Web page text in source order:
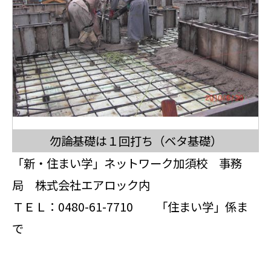
勿論基礎は１回打ち（ベタ基礎）
「新・住まい学」ネットワーク加須校 事務
局 株式会社エアロック内
ＴＥＬ：0480-61-7710 「住まい学」係ま
で